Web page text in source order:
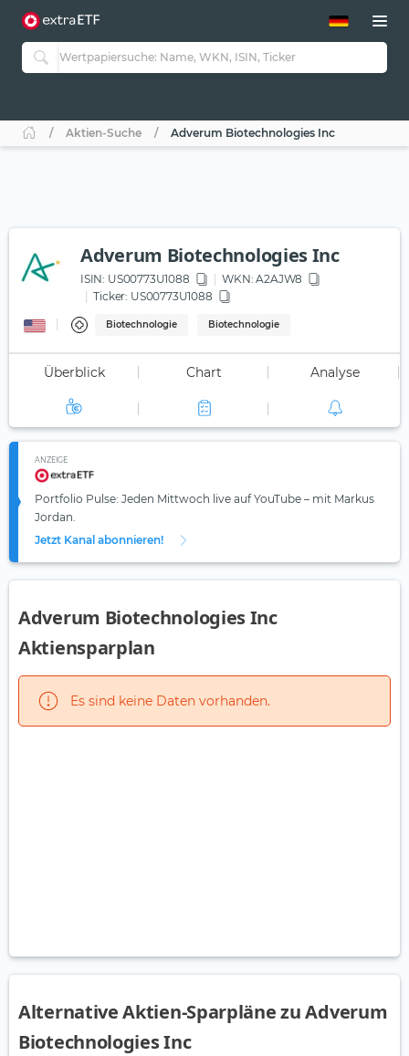
ETF-Guide 2.0
Guide Aktive ETFs
ETF-Sparpläne
Aktien-Suche Adverum Biotechnologies Inc
Adverum Biotechnologies Inc
ISIN: US00773U1088 WKN: A2AJW8
Ticker: US00773U1088
Biotechnologie Biotechnologie
Überblick Chart Analyse
ANZEIGE
Portfolio Pulse: Jeden Mittwoch live auf YouTube – mit Markus
Jordan.
Jetzt Kanal abonnieren!
Adverum Biotechnologies Inc
Aktiensparplan
Es sind keine Daten vorhanden.
Alternative Aktien-Sparpläne zu Adverum
Biotechnologies Inc